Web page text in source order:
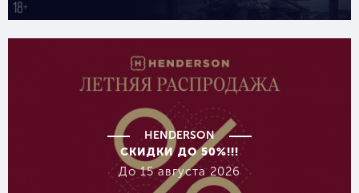
HENDERSON
СКИДКИ ДО 50%!!!
До 15 августа 2026